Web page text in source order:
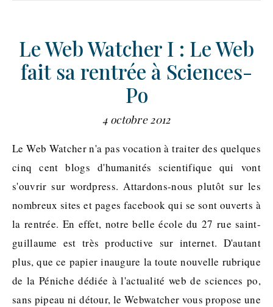
Le Web Watcher I : Le Web
fait sa rentrée à Sciences-
Po
4 octobre 2012
Le Web Watcher n'a pas vocation à traiter des quelques
cinq cent blogs d'humanités scientifique qui vont
s'ouvrir sur wordpress. Attardons-nous plutôt sur les
nombreux sites et pages facebook qui se sont ouverts à
la rentrée. En effet, notre belle école du 27 rue saint-
guillaume est très productive sur internet. D'autant
plus, que ce papier inaugure la toute nouvelle rubrique
de la Péniche dédiée à l'actualité web de sciences po,
sans pipeau ni détour, le Webwatcher vous propose une